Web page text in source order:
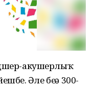
акушерлыҡ
Әле беҙҙә 300-